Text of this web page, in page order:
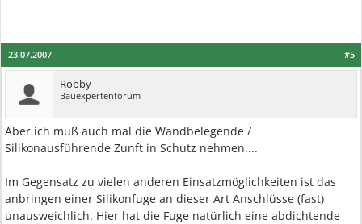
#5
23.07.2007
Robby
Bauexpertenforum
Aber ich muß auch mal die Wandbelegende /
Silikonausführende Zunft in Schutz nehmen....
Im Gegensatz zu vielen anderen Einsatzmöglichkeiten ist das
anbringen einer Silikonfuge an dieser Art Anschlüsse (fast)
unausweichlich. Hier hat die Fuge natürlich eine abdichtende